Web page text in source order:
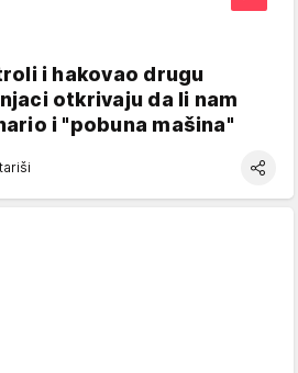
i hakovao drugu
otkrivaju da li nam
i "pobuna mašina"